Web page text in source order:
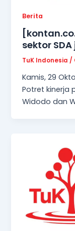
Berita
sektor
TuK Indonesia/
Kamis, 29
Potret kinerja
Widodo dan